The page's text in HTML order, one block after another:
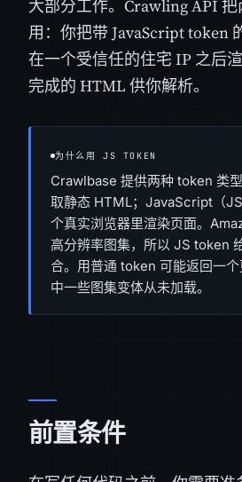
大部分工作。Crawling API
用：你把带 JavaScript token
在一个受信任的住宅 IP 之后
完成的 HTML 供你解析。
为什么用 JS TOKEN
Crawlbase 提供两种 token 类
取静态 HTML；JavaScript（
个真实浏览器里渲染页面。
高分辨率图集，所以 JS token
合。用普通 token 可能返回一
中一些图集变体从未加载。
前置条件